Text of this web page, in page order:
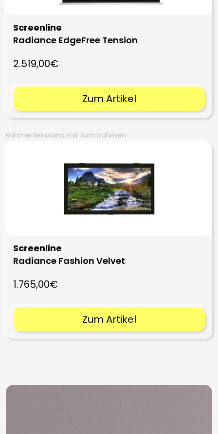
Screenline
Radiance EdgeFree Tension
2.519,00€
Zum Artikel
Rahmenleinwand mit Samtrahmen
Screenline
Radiance Fashion Velvet
1.765,00€
Zum Artikel